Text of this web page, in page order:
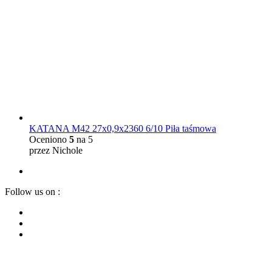
KATANA M42 27x0,9x2360 6/10 Piła taśmowa
Oceniono 5 na 5
przez Nichole
Follow us on :